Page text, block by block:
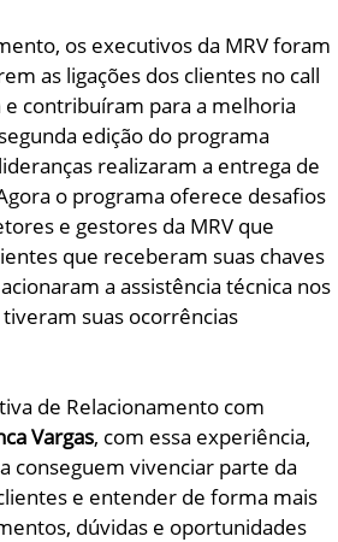
os executivos da MRV foram
as ligações dos clientes no call
contribuíram para a melhoria
edição do programa
realizaram a entrega de
o programa oferece desafios
e gestores da MRV que
que receberam suas chaves
a assistência técnica nos
suas ocorrências
de Relacionamento com
Vargas, com essa experiência,
conseguem vivenciar parte da
e entender de forma mais
dúvidas e oportunidades